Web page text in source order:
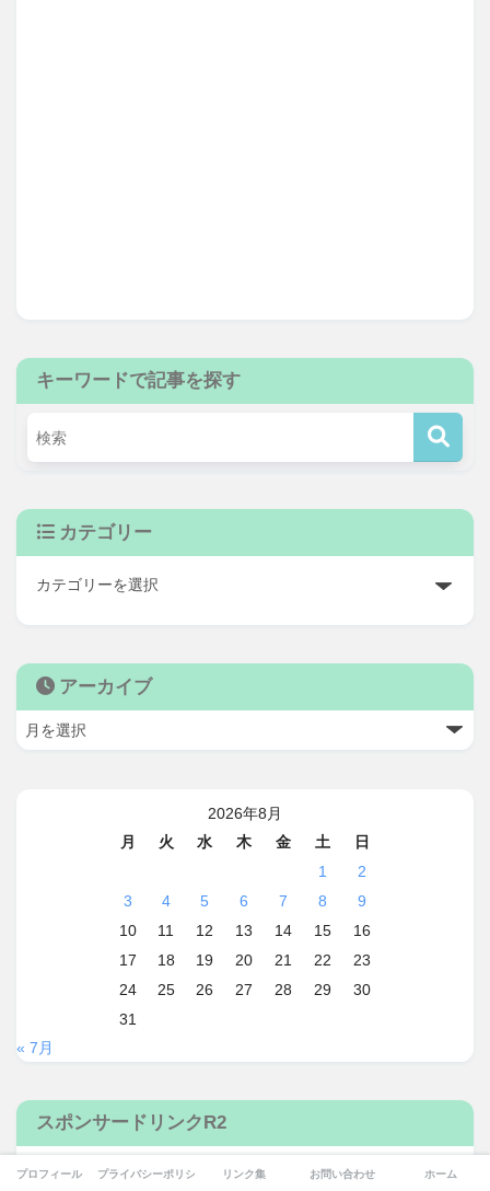
キーワードで記事を探す
カテゴリー
アーカイブ
2026年8月
月
火 水 木 金 土
日
1
2
3
4 5 6 7 8
9
10
11 12 13 14 15
16
17
18 19 20 21 22
23
24
25 26 27 28 29
30
31
« 7月
スポンサードリンクR2
プロフィール プライバシーポリシー リンク集 お問い合わせ ホーム